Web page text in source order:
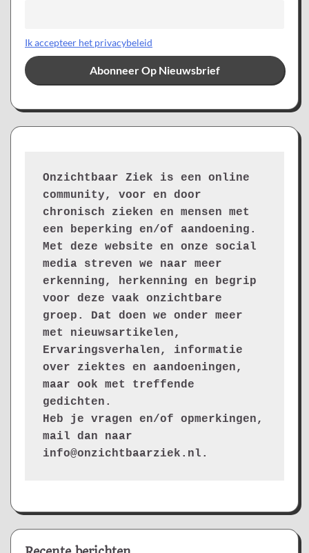
Ik accepteer het privacybeleid
Onzichtbaar Ziek is een online
community, voor en door
chronisch zieken en mensen met
een beperking en/of aandoening.
Met deze website en onze social
media streven we naar meer
erkenning, herkenning en begrip
voor deze vaak onzichtbare
groep. Dat doen we onder meer
met nieuwsartikelen,
Ervaringsverhalen, informatie
over ziektes en aandoeningen,
maar ook met treffende
gedichten.
Heb je vragen en/of opmerkingen,
mail dan naar
info@onzichtbaarziek.nl.